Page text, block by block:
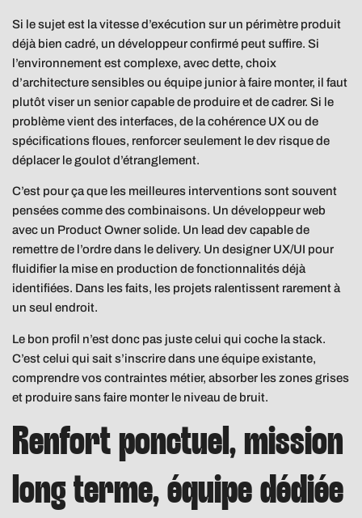
Si le sujet est la vitesse d’exécution sur un périmètre produit
déjà bien cadré, un développeur confirmé peut suffire. Si
l’environnement est complexe, avec dette, choix
d’architecture sensibles ou équipe junior à faire monter, il faut
plutôt viser un senior capable de produire et de cadrer. Si le
problème vient des interfaces, de la cohérence UX ou de
spécifications floues, renforcer seulement le dev risque de
déplacer le goulot d’étranglement.
C’est pour ça que les meilleures interventions sont souvent
pensées comme des combinaisons. Un développeur web
avec un Product Owner solide. Un lead dev capable de
remettre de l’ordre dans le delivery. Un designer UX/UI pour
fluidifier la mise en production de fonctionnalités déjà
identifiées. Dans les faits, les projets ralentissent rarement à
un seul endroit.
Le bon profil n’est donc pas juste celui qui coche la stack.
C’est celui qui sait s’inscrire dans une équipe existante,
comprendre vos contraintes métier, absorber les zones grises
et produire sans faire monter le niveau de bruit.
Renfort ponctuel, mission
long terme, équipe dédiée